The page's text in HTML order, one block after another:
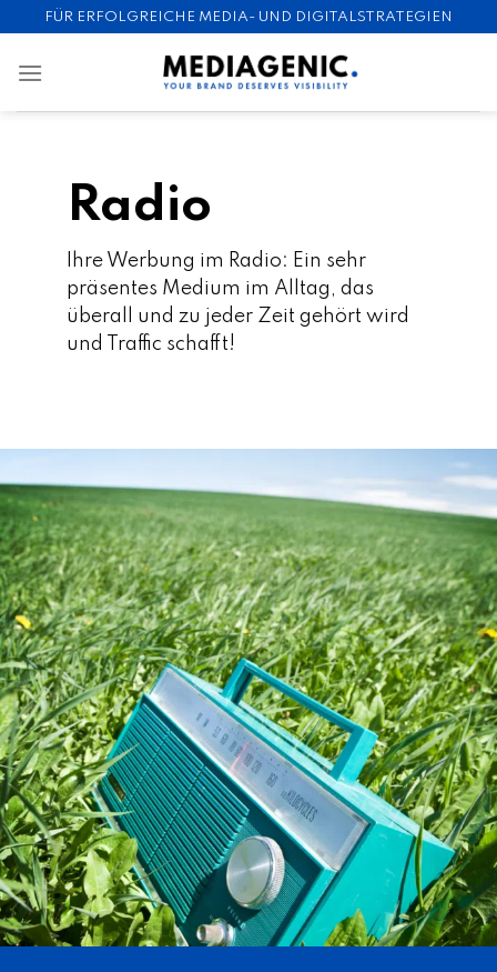
to
content
FÜR ERFOLGREICHE MEDIA- UND DIGITALSTRATEGIEN
Radio
Ihre Werbung im Radio: Ein sehr
präsentes Medium im Alltag, das
überall und zu jeder Zeit gehört wird
und Traffic schafft!